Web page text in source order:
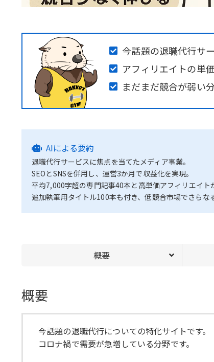
今話題の退職代行サ
アフィリエイトの単
まだまだ競合が弱い
AIによる要約
退職代行サービスに焦点を当てたメディア事業。
SEOとSNSを併用し、運営3か月で収益化を実現。
平均7,000字超の専門記事40本と高単価アフィリエイト
追加執筆用タイトル100本も付き、低競合市場でさらな
概要
概要
今話題の退職代行についての特化サイトです。
コロナ禍で需要が急増している分野です。